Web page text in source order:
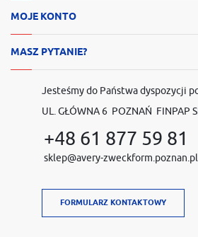
MOJE KONTO
MASZ PYTANIE?
Jesteśmy do Państwa dyspozycji
UL. GŁÓWNA 6 POZNAŃ FINPAP
+48 61 877 59 81
sklep@avery-zweckform.poznan.pl
FORMULARZ KONTAKTOWY